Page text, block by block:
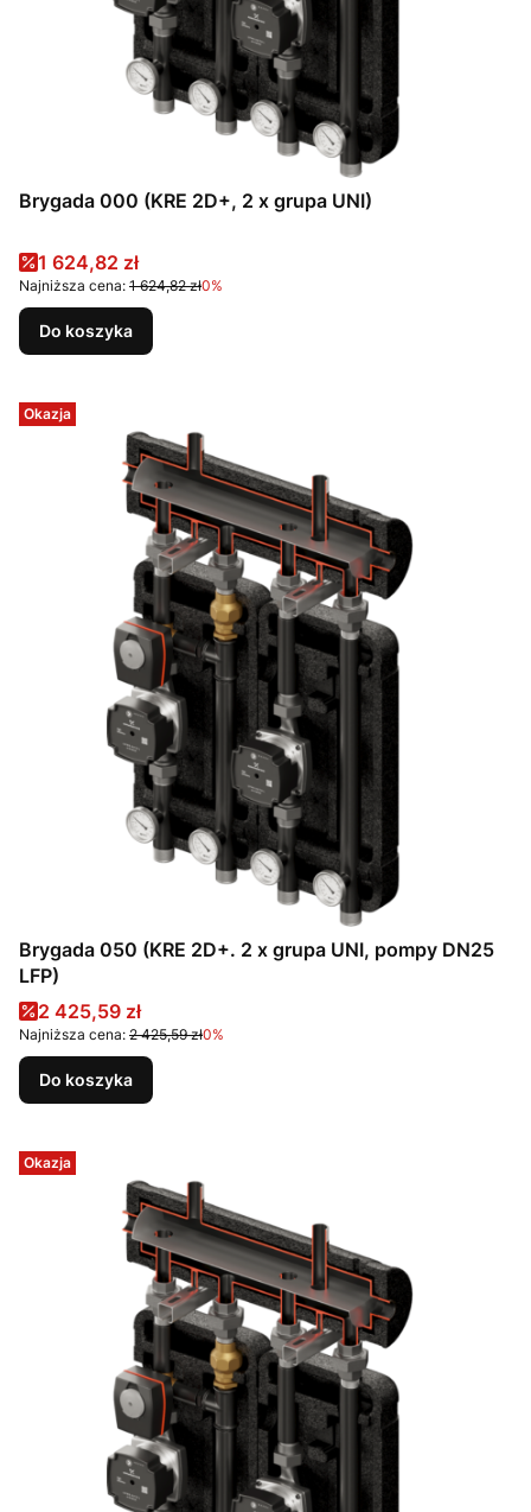
Brygada 000 (KRE 2D+, 2 x grupa UNI)
Cena promocyjna
1 624,82 zł
Najniższa cena: 1 624,82 zł0%
Do koszyka
Okazja
Brygada 050 (KRE 2D+. 2 x grupa UNI, pompy DN25
LFP)
Cena promocyjna
2 425,59 zł
Najniższa cena: 2 425,59 zł0%
Do koszyka
Okazja